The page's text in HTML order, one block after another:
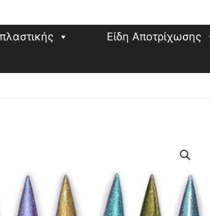
Είδη Αποτρίχωσης